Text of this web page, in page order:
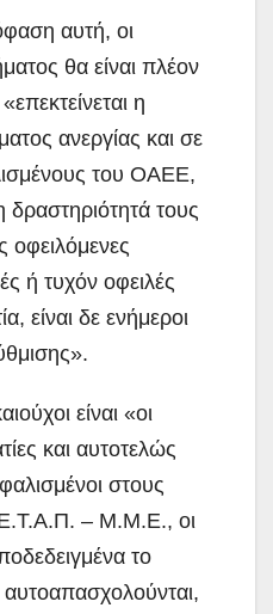
αυτή, οι
θα είναι πλέον
η
ανεργίας και σε
του ΟΑΕΕ,
δραστηριότητά τους
οφειλόμενες
ή τυχόν οφειλές
είναι δε ενήμεροι
είναι «οι
και αυτοτελώς
στους
– Μ.Μ.Ε., οι
το